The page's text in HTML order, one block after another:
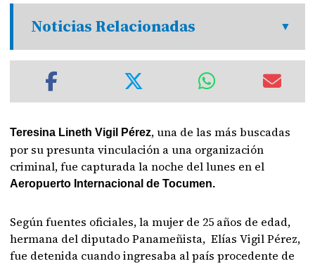
Noticias Relacionadas
Teresina Lineth Vigil Pérez, una de las más buscadas
por su presunta vinculación a una organización
criminal, fue capturada la noche del lunes en el
Aeropuerto Internacional de Tocumen.
Según fuentes oficiales, la mujer de 25 años de edad,
hermana del diputado Panameñista, Elías Vigil Pérez,
fue detenida cuando ingresaba al país procedente de